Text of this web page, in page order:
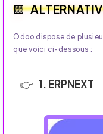
Odoo dispose de
que voici ci-dessous :
1. ERPNEXT